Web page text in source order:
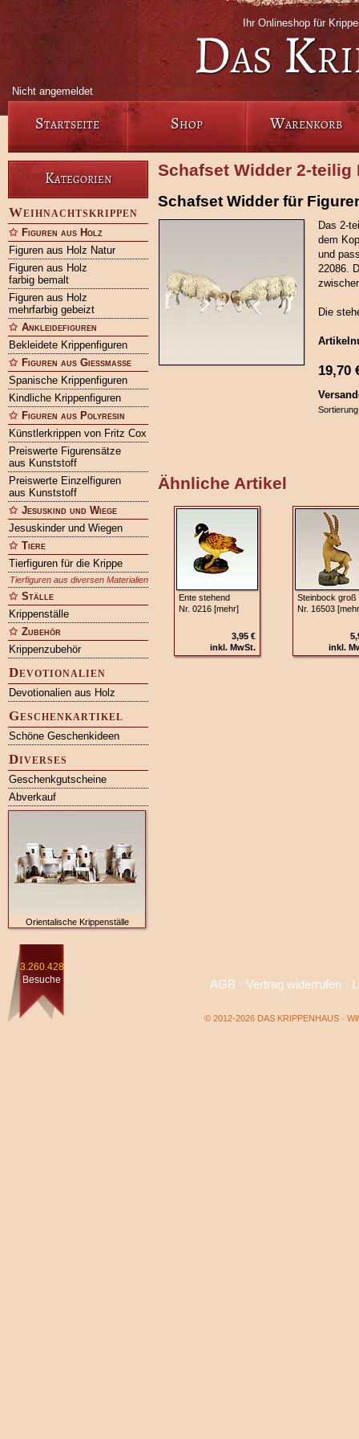
Ihr Onlineshop für
Das
Nicht angemeldet
Startseite Shop Warenkorb
Kategorien
Weihnachtskrippen
Figuren aus Holz
Figuren aus Holz Natur
Figuren aus Holz
farbig bemalt
Figuren aus Holz
mehrfarbig gebeizt
Ankleidefiguren
Bekleidete Krippenfiguren
Figuren aus Gießmasse
Spanische Krippenfiguren
Kindliche Krippenfiguren
Figuren aus Polyresin
Künstlerkrippen von Fritz Cox
Preiswerte Figurensätze
aus Kunststoff
Preiswerte Einzelfiguren
aus Kunststoff
Jesuskind und Wiege
Jesuskinder und Wiegen
Tiere
Tierfiguren für die Krippe
Tierfiguren aus diversen Materialien
Ställe
Krippenställe
Zubehör
Krippenzubehör
Devotionalien
Devotionalien aus Holz
Geschenkartikel
Schöne Geschenkideen
Diverses
Geschenkgutscheine
Abverkauf
Orientalische Krippenställe
Schafset Widder 2-teilig
Schafset Widder für
Das 2-
dem
und
22086.
Die
19,70
Ähnliche Artikel
Ente stehend
Nr. 0216 [mehr]
3,95 €
inkl. MwSt.
Steinbock groß
Nr. 16503
inkl.
3.260.428
Besuche
AGB · Vertrag widerrufen·
© 2012-2026 DAS KRIPPENHAUS ·